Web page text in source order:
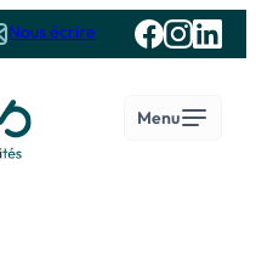
Nous écrire
Menu